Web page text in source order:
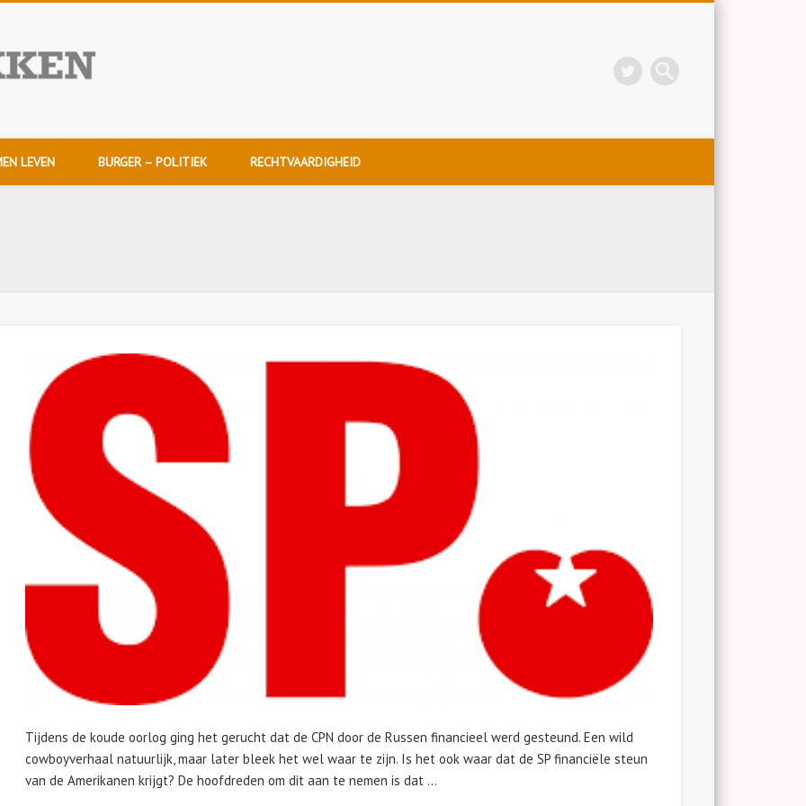
LEVEN BURGER – POLITIEK RECHTVAARDIGHEID
Tijdens de koude oorlog ging het gerucht dat de CPN door de Russen financieel werd gesteund. Een wild
cowboyverhaal natuurlijk, maar later bleek het wel waar te zijn. Is het ook waar dat de SP financiële steun
van de Amerikanen krijgt? De hoofdreden om dit aan te nemen is dat …